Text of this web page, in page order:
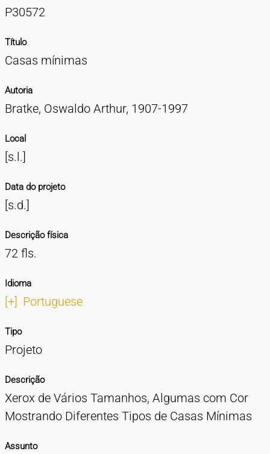
Cartazes
Diapositivos
Documentação
Fotografias
Maquetes
Negativos
Periódicos
Publicações
Projetos
Vídeos
BUSCA AVANÇADA
CONTATOS
EXPEDIENTE
P30572
Título
Casas mínimas
Autoria
Bratke, Oswaldo Arthur, 1907-1997
Local
[s.l.]
Data do projeto
[s.d.]
Descrição física
72 fls.
Idioma
[+] Portuguese
Tipo
Projeto
Descrição
Xerox de Vários Tamanhos, Algumas com Cor
Mostrando Diferentes Tipos de Casas Mínimas
Assunto